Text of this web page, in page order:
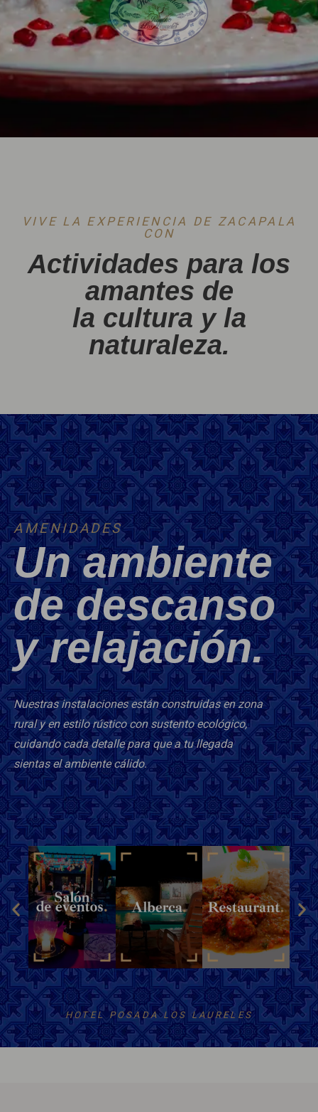
VIVE LA EXPERIENCIA DE ZACAPALA
CON
Actividades para los
amantes de
la cultura y la
naturaleza.
AMENIDADES
Un ambiente
de descanso
y relajación.
Nuestras instalaciones están construidas en zona
rural y en estilo rústico con sustento ecológico,
cuidando cada detalle para que a tu llegada
sientas el ambiente cálido.
HOTEL POSADA LOS LAURELES